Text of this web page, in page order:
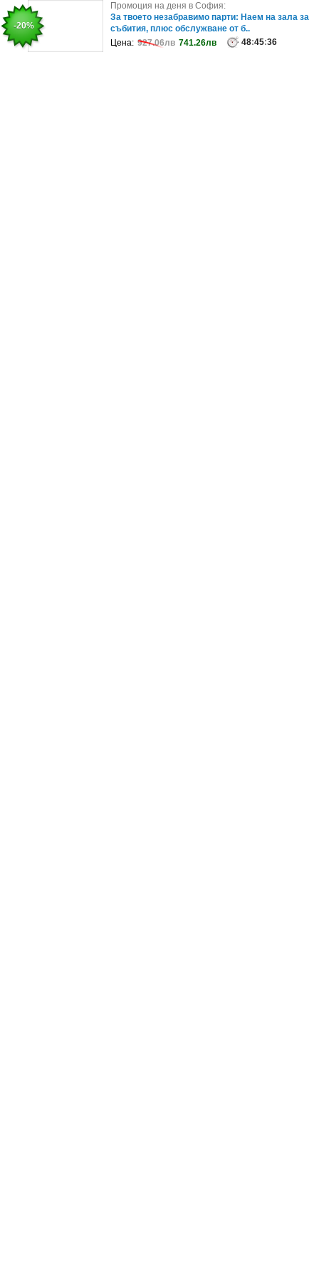
-50%
Промоция на деня в София:
За вкусен празник: Сет Event Large с 400 сладки
солени микс хапки
Цена: 508.42лв 254.16лв 99:45:40
-20%
Промоция на деня в София:
За твоето незабравимо парти: Наем на зала за
събития, плюс обслужване от б..
Цена: 927.06лв 741.26лв 48:45:36